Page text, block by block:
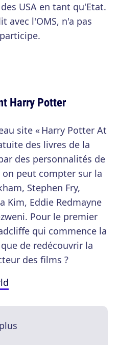
USA en tant qu'Etat.
avec l'OMS, n'a pas
Harry Potter
site « Harry Potter At
des livres de la
des personnalités de
peut compter sur la
Stephen Fry,
Kim, Eddie Redmayne
Pour le premier
qui commence la
de redécouvrir la
des films ?